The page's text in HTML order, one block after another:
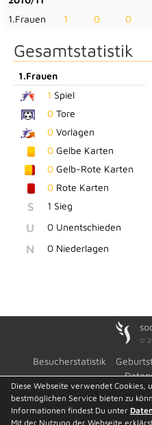
1.Frauen
1 0 0
Gesamtstatistik
1.Frauen
1 Spiel
0 Tore
0 Vorlagen
0 Gelbe Karten
0 Gelb-Rote Karten
0 Rote Karten
S 1 Sieg
U 0 Unentschieden
N 0 Niederlagen
©
Besucherstatistik
Diese Webseite verwendet Cookies,
bestmöglichen Service bieten zu
Informationen findest Du unter
Mit der Nutzung der Webseite